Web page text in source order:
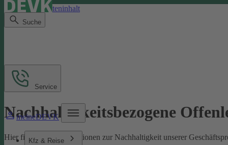
Direkt zum Seiteninhalt
Suche
meineDEVK
Kfz & Reise
Service
Nachhaltigkeitsbezogene
Hier finden Sie Informationen zur Nachhaltigkeit unserer